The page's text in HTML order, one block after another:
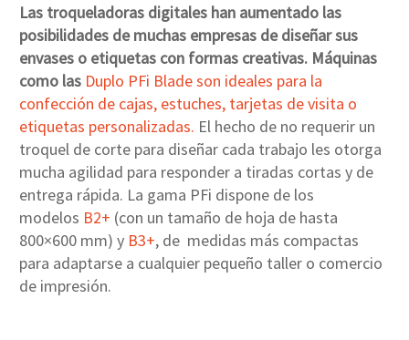
Las troqueladoras digitales han aumentado las
posibilidades de muchas empresas de diseñar sus
envases o etiquetas con formas creativas. Máquinas
como las Duplo PFi Blade son ideales para la
confección de cajas, estuches, tarjetas de visita o
etiquetas personalizadas. El hecho de no requerir un
troquel de corte para diseñar cada trabajo les otorga
mucha agilidad para responder a tiradas cortas y de
entrega rápida. La gama PFi dispone de los
modelos B2+ (con un tamaño de hoja de hasta
800×600 mm) y B3+, de medidas más compactas
para adaptarse a cualquier pequeño taller o comercio
de impresión.